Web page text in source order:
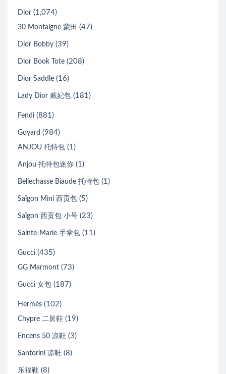
Dior (1,074)
30 Montaigne 蒙田 (47)
Dior Bobby (39)
Dior Book Tote (208)
Dior Saddle (16)
Lady Dior 戴妃包 (181)
Fendi (881)
Goyard (984)
ANJOU 托特包 (1)
Anjou 托特包迷你 (1)
Bellechasse Biaude 托特包 (1)
Saïgon Mini 西贡包 (5)
Saïgon 西贡包 小号 (23)
Sainte-Marie 手拿包 (11)
Gucci (435)
GG Marmont (73)
Gucci 女包 (187)
Hermès (102)
Chypre 二舅鞋 (19)
Encens 50 凉鞋 (3)
Santorini 凉鞋 (8)
乐福鞋 (8)